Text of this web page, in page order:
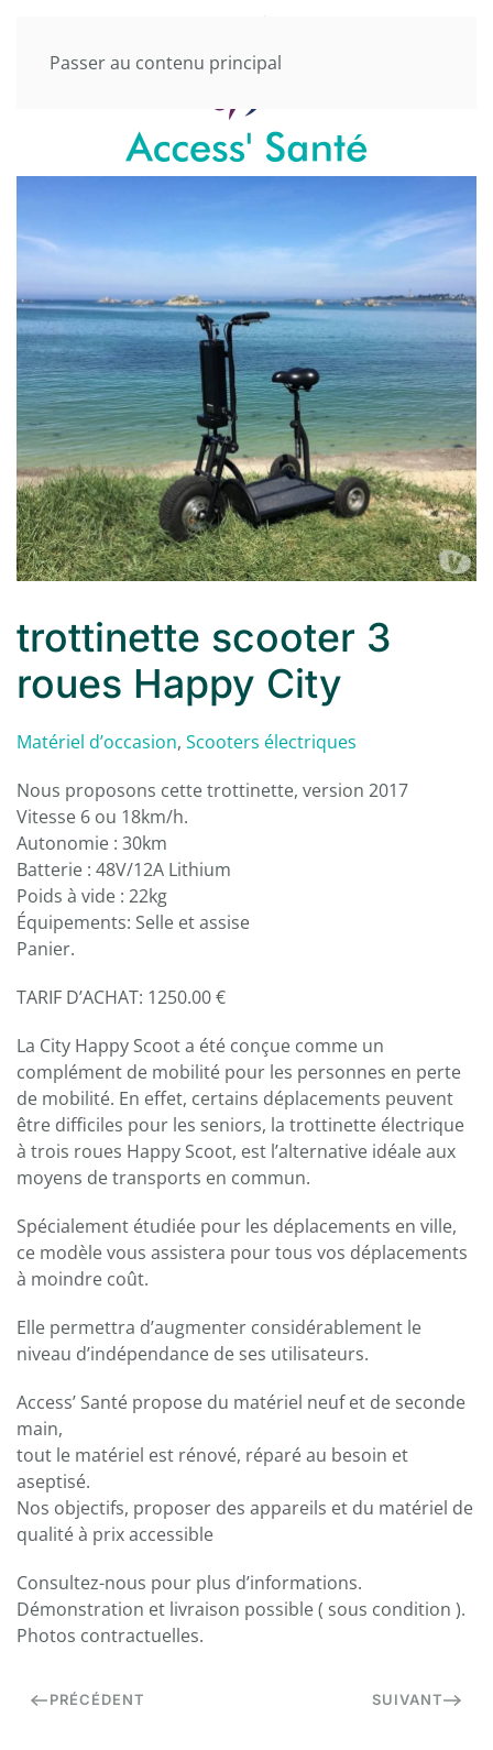
Passer au contenu principal
trottinette scooter 3
roues Happy City
Matériel d’occasion, Scooters électriques
Nous proposons cette trottinette, version 2017
Vitesse 6 ou 18km/h.
Autonomie : 30km
Batterie : 48V/12A Lithium
Poids à vide : 22kg
Équipements: Selle et assise
Panier.
TARIF D’ACHAT: 1250.00 €
La City Happy Scoot a été conçue comme un
complément de mobilité pour les personnes en perte
de mobilité. En effet, certains déplacements peuvent
être difficiles pour les seniors, la trottinette électrique
à trois roues Happy Scoot, est l’alternative idéale aux
moyens de transports en commun.
Spécialement étudiée pour les déplacements en ville,
ce modèle vous assistera pour tous vos déplacements
à moindre coût.
Elle permettra d’augmenter considérablement le
niveau d’indépendance de ses utilisateurs.
Access’ Santé propose du matériel neuf et de seconde
main,
tout le matériel est rénové, réparé au besoin et
aseptisé.
Nos objectifs, proposer des appareils et du matériel de
qualité à prix accessible
Consultez-nous pour plus d’informations.
Démonstration et livraison possible ( sous condition ).
Photos contractuelles.
PRÉCÉDENT SUIVANT